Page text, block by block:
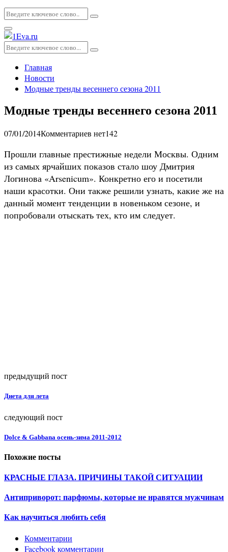
Искать:
Поиск
Основное
меню
Искать:
Поиск
Главная
Новости
Модные тренды весеннего сезона 2011
Модные тренды весеннего сезона 2011
07/01/2014Комментариев нет142
Прошли главные престижные недели Москвы. Одним
из самых ярчайших показов стало шоу Дмитрия
Логинова «Arsenicum». Конкретно его и посетили
наши красотки. Они также решили узнать, какие же на
данный момент тенденции в новеньком сезоне, и
попробовали отыскать тех, кто им следует.
предыдущий пост
Диета для лета
следующий пост
Dolce & Gabbana осень-зима 2011-2012
Похожие посты
КРАСНЫЕ ГЛАЗА. ПРИЧИНЫ ТАКОЙ СИТУАЦИИ
Антиприворот: парфюмы, которые не нравятся мужчинам
Как научиться любить себя
Комментарии
Facebook комментарии